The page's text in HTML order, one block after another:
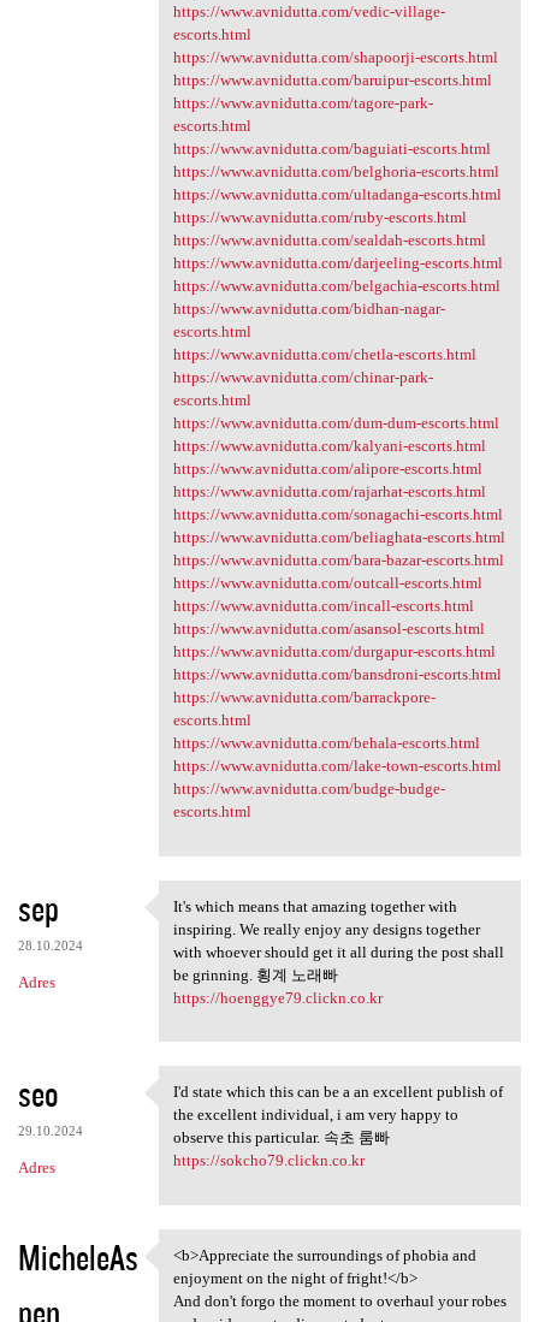
https://www.avnidutta.com/vedic-village-
escorts.html
https://www.avnidutta.com/shapoorji-escorts.html
https://www.avnidutta.com/baruipur-escorts.html
https://www.avnidutta.com/tagore-park-
escorts.html
https://www.avnidutta.com/baguiati-escorts.html
https://www.avnidutta.com/belghoria-escorts.html
https://www.avnidutta.com/ultadanga-escorts.html
https://www.avnidutta.com/ruby-escorts.html
https://www.avnidutta.com/sealdah-escorts.html
https://www.avnidutta.com/darjeeling-escorts.html
https://www.avnidutta.com/belgachia-escorts.html
https://www.avnidutta.com/bidhan-nagar-
escorts.html
https://www.avnidutta.com/chetla-escorts.html
https://www.avnidutta.com/chinar-park-
escorts.html
https://www.avnidutta.com/dum-dum-escorts.html
https://www.avnidutta.com/kalyani-escorts.html
https://www.avnidutta.com/alipore-escorts.html
https://www.avnidutta.com/rajarhat-escorts.html
https://www.avnidutta.com/sonagachi-escorts.html
https://www.avnidutta.com/beliaghata-escorts.html
https://www.avnidutta.com/bara-bazar-escorts.html
https://www.avnidutta.com/outcall-escorts.html
https://www.avnidutta.com/incall-escorts.html
https://www.avnidutta.com/asansol-escorts.html
https://www.avnidutta.com/durgapur-escorts.html
https://www.avnidutta.com/bansdroni-escorts.html
https://www.avnidutta.com/barrackpore-
escorts.html
https://www.avnidutta.com/behala-escorts.html
https://www.avnidutta.com/lake-town-escorts.html
https://www.avnidutta.com/budge-budge-
escorts.html
sep
28.10.2024
Adres
It's which means that amazing
It's which means that amazing together with
inspiring. We really enjoy any designs together
with whoever should get it all during the post shall
be grinning. 횡계 노래빠
https://hoenggye79.clickn.co.kr
seo
29.10.2024
Adres
I'd state which this can be a
I'd state which this can be a an excellent publish of
the excellent individual, i am very happy to
observe this particular. 속초 룸빠
https://sokcho79.clickn.co.kr
MicheleAs
pen
<b>Appreciate the
<b>Appreciate the surroundings of phobia and
enjoyment on the night of fright!</b>
And don't forgo the moment to overhaul your robes